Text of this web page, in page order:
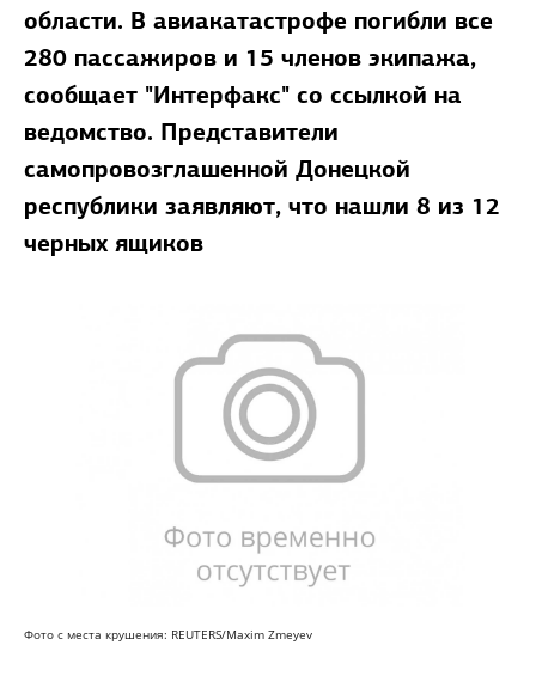
области. В авиакатастрофе погибли все
280 пассажиров и 15 членов экипажа,
сообщает "Интерфакс" со ссылкой на
ведомство. Представители
самопровозглашенной Донецкой
республики заявляют, что нашли 8 из 12
черных ящиков
Фото с места крушения: REUTERS/Maxim Zmeyev